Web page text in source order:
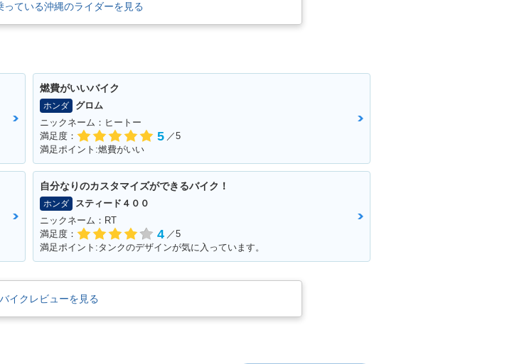
っている沖縄のライダーを見る
燃費がいいバイク
ホンダ
グロム
ニックネーム：ヒートー
満足度：
5 ／5
満足ポイント:燃費がいい
自分なりのカスタマイズができるバイク！
ホンダ
スティード４００
ニックネーム：RT
満足度：
4 ／5
満足ポイント:タンクのデザインが気に入っています。
イクレビューを見る